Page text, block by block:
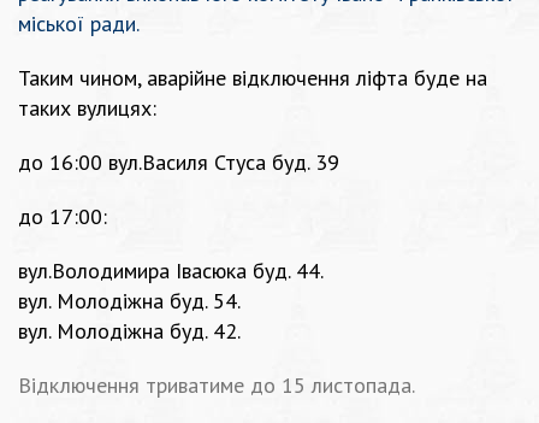
міської ради.
Таким чином, аварійне відключення ліфта буде на
таких вулицях:
до 16:00 вул.Василя Стуса буд. 39
до 17:00:
вул.Володимира Івасюка буд. 44.
вул. Молодіжна буд. 54.
вул. Молодіжна буд. 42.
Відключення триватиме до 15 листопада.